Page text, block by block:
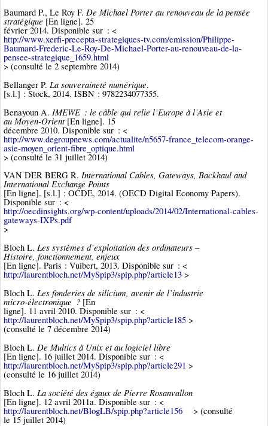
Baumard P., Le Roy F. De Michael Porter au renouveau de la pensée
stratégique [En ligne]. 25
février 2014. Disponible sur : <
http://www.xerfi-precepta-strategiques-tv.com/emission/Philippe-
Baumard-Frederic-Le-Roy-De-Michael-Porter-au-renouveau-de-la-
pensee-strategique_1659.html
> (consulté le 2 septembre 2014)
Bellanger P. La souveraineté numérique.
[s.l.] : Stock, 2014. ISBN : 9782234077355.
Benayoun A. IMEWE : le câble qui relie l’Europe à l’Asie et
au Moyen-Orient[En ligne]. 15
décembre 2010. Disponible sur : <
http://www.degroupnews.com/actualite/n5657-france_telecom-orange-
asie-moyen_orient-fibre_optique.html
> (consulté le 31 juillet 2014)
VAN DER BERG R. International Cables, Gateways, Backhaul and
International Exchange Points
[En ligne]. [s.l.] : OCDE, 2014. (OECD Digital Economy Papers).
Disponible sur : <
http://oecdinsights.org/wp-content/uploads/2014/02/International-cables-
gateways-IXPs.pdf
>
Bloch L. Les systèmes d’exploitation des ordinateurs –
Histoire, fonctionnement, enjeux
[En ligne]. Paris : Vuibert, 2013. Disponible sur : <
http://laurentbloch.net/MySpip3/spip.php?article13 >
Bloch L. Les fonderies de silicium, avenir de l’industrie
micro-électronique ? [En
ligne]. 11 avril 2010. Disponible sur : <
http://laurentbloch.net/MySpip3/spip.php?article185 >
(consulté le 7 décembre 2014)
Bloch L. De Multics à Unix et au logiciel libre
[En ligne]. 16 juillet 2014. Disponible sur : <
http://laurentbloch.net/MySpip3/spip.php?article291 >
(consulté le 16 juillet 2014)
Bloch L. La société des égaux de Pierre Rosanvallon
[En ligne]. 12 avril 2011a. Disponible sur : <
http://laurentbloch.net/BlogLB/spip.php?article156 > (consulté
le 15 juillet 2014)